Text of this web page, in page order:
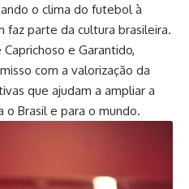
o clima do futebol à
parte da cultura brasileira.
e Garantido,
com a valorização da
que ajudam a ampliar a
o Brasil e para o mundo.